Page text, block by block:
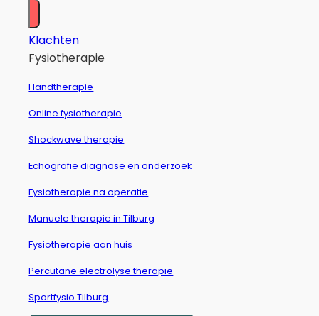
Klachten
Fysiotherapie
Handtherapie
Online fysiotherapie
Shockwave therapie
Echografie diagnose en onderzoek
Fysiotherapie na operatie
Manuele therapie in Tilburg
Fysiotherapie aan huis
Percutane electrolyse therapie
Sportfysio Tilburg